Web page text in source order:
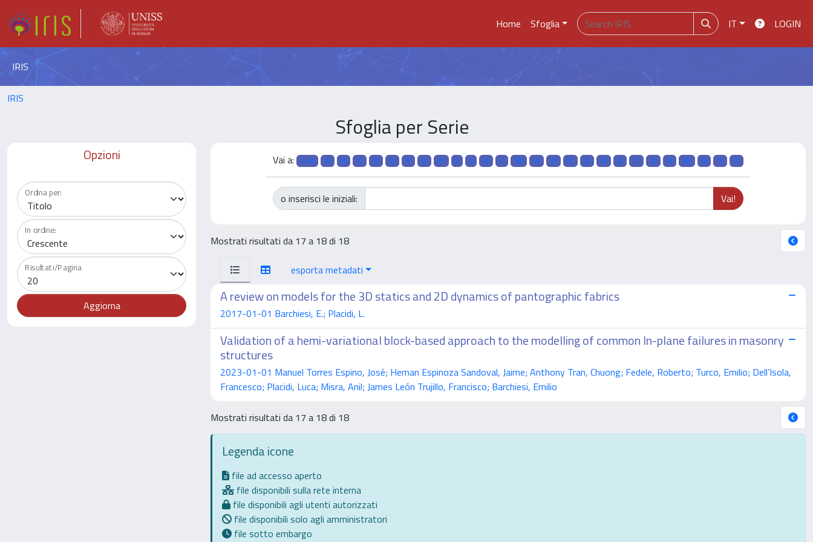
Home Sfoglia IT LOGIN
IRIS
IRIS
Sfoglia per Serie
Opzioni
Ordina per:
In ordine:
Risultati/Pagina
Vai a: 0-9 A B C D E F G H I J K L M N O P Q R S T U V W X Y Z
o inserisci le iniziali:
Mostrati risultati da 17 a 18 di 18
esporta metadati
A review on models for the 3D statics and 2D dynamics of pantographic fabrics
2017-01-01 Barchiesi, E.; Placidi, L.
Validation of a hemi-variational block-based approach to the modelling of common In-plane failures in masonry
structures
2023-01-01 Manuel Torres Espino, José; Heman Espinoza Sandoval, Jaime; Anthony Tran, Chuong; Fedele, Roberto; Turco, Emilio; Dell’Isola,
Francesco; Placidi, Luca; Misra, Anil; James León Trujillo, Francisco; Barchiesi, Emilio
Mostrati risultati da 17 a 18 di 18
Legenda icone
file ad accesso aperto
file disponibili sulla rete interna
file disponibili agli utenti autorizzati
file disponibili solo agli amministratori
file sotto embargo